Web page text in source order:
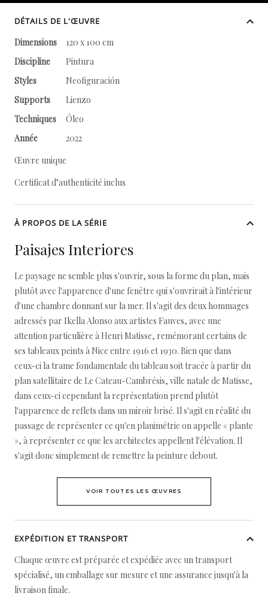
DÉTAILS DE L'ŒUVRE
Dimensions
120 x 100 cm
Discipline
Pintura
Styles
Neofiguración
Supports
Lienzo
Techniques
Óleo
Année
2022
Œuvre unique
Certificat d’authenticité inclus
À PROPOS DE LA SÉRIE
Paisajes Interiores
Le paysage ne semble plus s'ouvrir, sous la forme du plan, mais
plutôt avec l'apparence d'une fenêtre qui s'ouvrirait à l'intérieur
d'une chambre donnant sur la mer. Il s'agit des deux hommages
adressés par Ikella Alonso aux artistes Fauves, avec une
attention particulière à Henri Matisse, remémorant certains de
ses tableaux peints à Nice entre 1916 et 1930. Bien que dans
ceux-ci la trame fondamentale du tableau soit tracée à partir du
plan satellitaire de Le Cateau-Cambrésis, ville natale de Matisse,
dans ceux-ci cependant la représentation prend plutôt
l'apparence de reflets dans un miroir brisé. Il s'agit en réalité du
passage de représenter ce qu'en planimétrie on appelle « plante
», à représenter ce que les architectes appellent l'élévation. Il
s'agit donc simplement de remettre la peinture debout.
VOIR TOUTES LES ŒUVRES
EXPÉDITION ET TRANSPORT
Chaque œuvre est préparée et expédiée avec un transport
spécialisé, un emballage sur mesure et une assurance jusqu'à la
livraison finale.